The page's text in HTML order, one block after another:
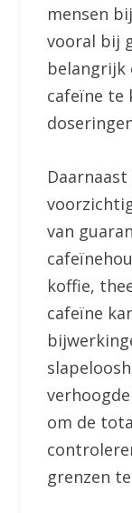
mensen
vooral bij
belangrijk
cafeïne te
van
koffie,
cafeïne
om de
grenzen